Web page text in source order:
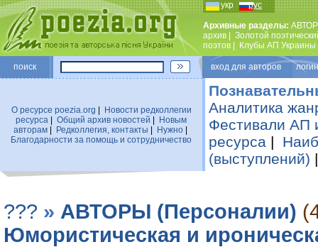
укр рус
Архивные разделы:
архив
Золотой
поэтов
Клубы АП Украины
поиск вход для авторов
О ресурсе poezia.org
Новости редколлегии
ресурса
Общий архив новостей
Новым
авторам| Редколлегия, контакты Нужно|
Благодарности за помощь и сотрудничество
Аналитика
Фестивали АП
ресурса |
(выступлений)
??? » АВТОРЫ (Персоналии)
Юмористическая и